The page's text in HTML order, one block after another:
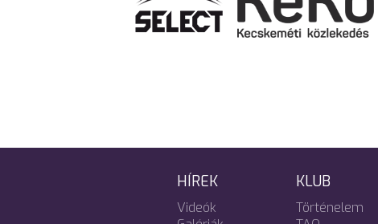
HÍREK
Videók
KLUB
Történelem